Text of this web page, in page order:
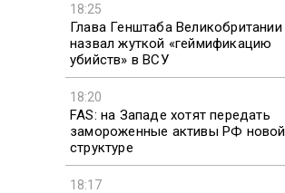
18:25
Глава Генштаба Великобритании
назвал жуткой «геймификацию
убийств» в ВСУ
18:20
FAS: на Западе хотят передать
замороженные активы РФ новой
структуре
18:17